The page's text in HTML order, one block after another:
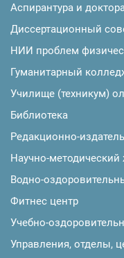
Аспирантура и
Диссертационный
НИИ проблем
Гуманитарный
Училище (техникум)
Библиотека
Редакционно-
Научно-методический
Водно-
Фитнес центр
Учебно-
Управления, отделы,